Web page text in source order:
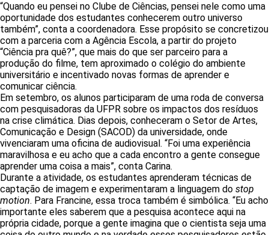
“Quando eu pensei no Clube de Ciências, pensei nele como uma
oportunidade dos estudantes conhecerem outro universo
também”, conta a coordenadora. Esse propósito se concretizou
com a parceria com a Agência Escola, a partir do projeto
“Ciência pra quê?”, que mais do que ser parceiro para a
produção do filme, tem aproximado o colégio do ambiente
universitário e incentivado novas formas de aprender e
comunicar ciência.
Em setembro, os alunos participaram de uma roda de conversa
com pesquisadoras da UFPR sobre os impactos dos resíduos
na crise climática. Dias depois, conheceram o Setor de Artes,
Comunicação e Design (SACOD) da universidade, onde
vivenciaram uma oficina de audiovisual. “Foi uma experiência
maravilhosa e eu acho que a cada encontro a gente consegue
aprender uma coisa a mais”, conta Carina.
Durante a atividade, os estudantes aprenderam técnicas de
captação de imagem e experimentaram a linguagem do stop
motion. Para Francine, essa troca também é simbólica. “Eu acho
importante eles saberem que a pesquisa acontece aqui na
própria cidade, porque a gente imagina que o cientista seja uma